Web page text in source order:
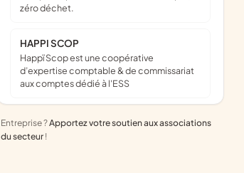
zéro déchet.
HAPPI SCOP
Happï Scop est une coopérative
d’expertise comptable & de commissariat
aux comptes dédié à l'ESS
Entreprise ?Apportez votre soutien aux associations
du secteur !